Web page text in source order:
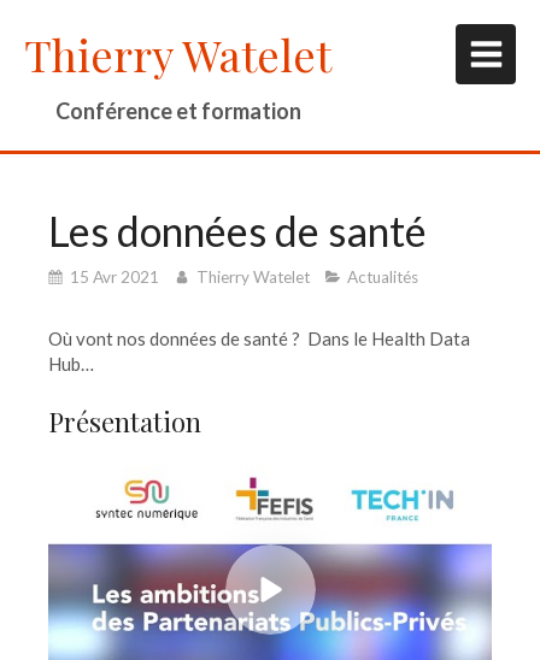
Thierry Watelet
Conférence et formation
Les données de santé
15 Avr 2021 Thierry Watelet Actualités
Où vont nos données de santé ? Dans le Health Data
Hub…
Présentation